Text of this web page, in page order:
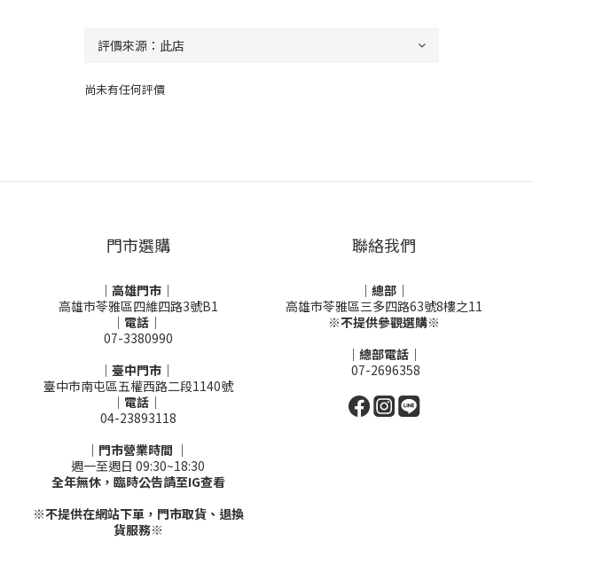
尚未有任何評價
門市選購
｜高雄門市｜
高雄市苓雅區四維四路3號B1
｜電話｜
07-3380990
｜臺中門市｜
臺中市南屯區五權西路二段1140號
｜電話｜
04-23893118
｜門市營業時間 ｜
週一至週日 09:30~18:30
全年無休，臨時公告請至IG查看
※不提供在網站下單，門市取貨、退換
貨服務※
聯絡我們
｜總部｜
高雄市苓雅區三多四路63號8樓之11
※不提供參觀選購※
｜總部電話｜
07-2696358